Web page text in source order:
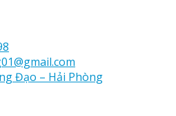
Đạo – Hải Phòng